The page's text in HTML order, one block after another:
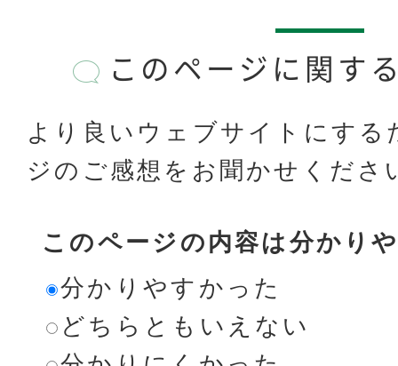
このページに関す
より良いウェブサイトにする
ジのご感想をお聞かせくださ
このページの内容は分かり
分かりやすかった
どちらともいえない